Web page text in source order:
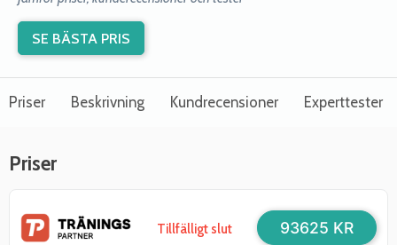
SE BÄSTA PRIS
Priser Beskrivning Kundrecensioner Experttester
Priser
Tillfälligt slut 93625 KR